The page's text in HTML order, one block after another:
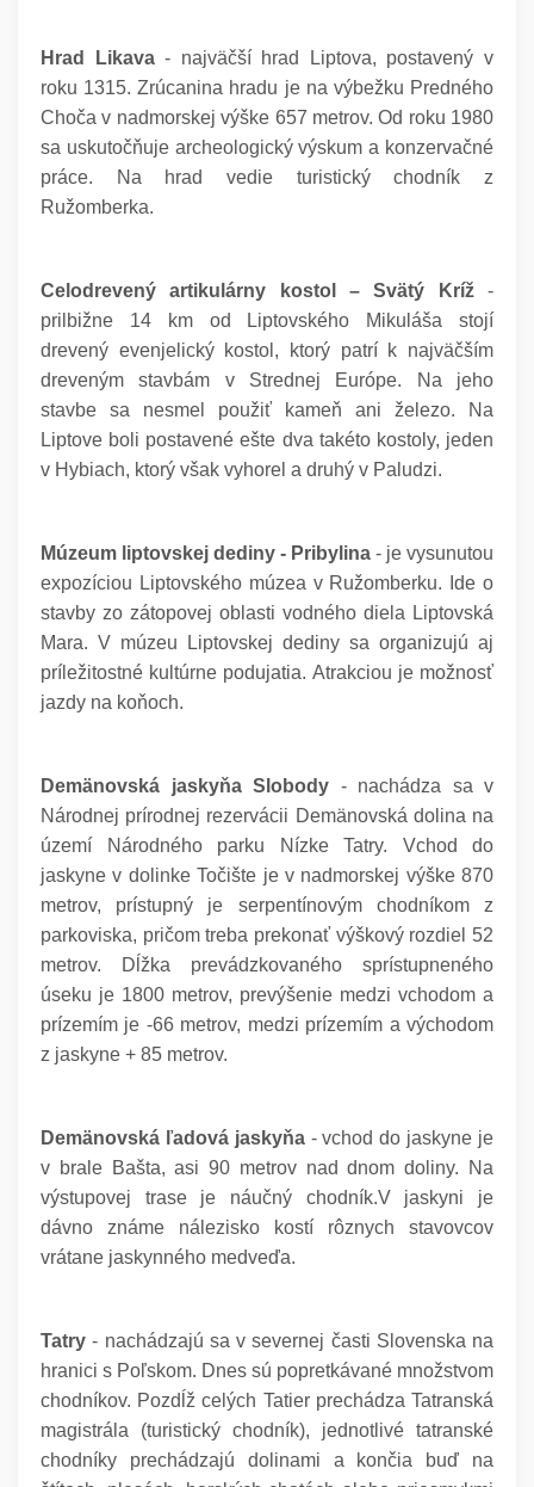
Hrad Likava- najväčší hrad Liptova, postavený v
roku 1315. Zrúcanina hradu je na výbežku Predného
Choča v nadmorskej výške 657 metrov. Od roku 1980
sa uskutočňuje archeologický výskum a konzervačné
práce. Na hrad vedie turistický chodník z
Ružomberka.
Celodrevený artikulárny kostol – Svätý Kríž-
prilbižne 14 km od Liptovského Mikuláša stojí
drevený evenjelický kostol, ktorý patrí k najväčším
dreveným stavbám v Strednej Európe. Na jeho
stavbe sa nesmel použiť kameň ani železo. Na
Liptove boli postavené ešte dva takéto kostoly, jeden
v Hybiach, ktorý však vyhorel a druhý v Paludzi.
Múzeum liptovskej dediny - Pribylina - je vysunutou
expozíciou Liptovského múzea v Ružomberku. Ide o
stavby zo zátopovej oblasti vodného diela Liptovská
Mara. V múzeu Liptovskej dediny sa organizujú aj
príležitostné kultúrne podujatia. Atrakciou je možnosť
jazdy na koňoch.
Demänovská jaskyňa Slobody - nachádza sa v
Národnej prírodnej rezervácii Demänovská dolina na
území Národného parku Nízke Tatry. Vchod do
jaskyne v dolinke Točište je v nadmorskej výške 870
metrov, prístupný je serpentínovým chodníkom z
parkoviska, pričom treba prekonať výškový rozdiel 52
metrov. Dĺžka prevádzkovaného sprístupneného
úseku je 1800 metrov, prevýšenie medzi vchodom a
prízemím je -66 metrov, medzi prízemím a východom
z jaskyne + 85 metrov.
Demänovská ľadová jaskyňa- vchod do jaskyne je
v brale Bašta, asi 90 metrov nad dnom doliny. Na
výstupovej trase je náučný chodník.V jaskyni je
dávno známe nálezisko kostí rôznych stavovcov
vrátane jaskynného medveďa.
Tatry - nachádzajú sa v severnej časti Slovenska na
hranici s Poľskom. Dnes sú popretkávané množstvom
chodníkov. Pozdĺž celých Tatier prechádza Tatranská
magistrála (turistický chodník), jednotlivé tatranské
chodníky prechádzajú dolinami a končia buď na